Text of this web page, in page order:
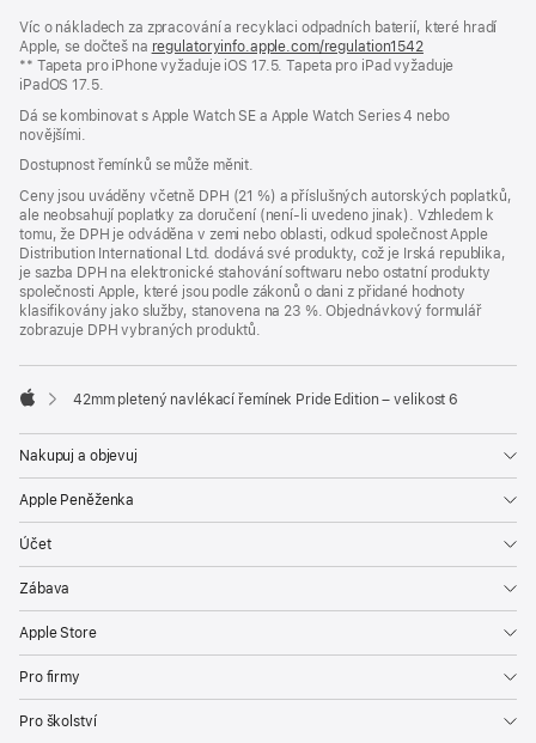
v novém
okně)
Víc o nákladech za zpracování a recyklaci odpadních baterií, které hradí
Apple, se dočteš na regulatoryinfo.apple.com/regulation1542(otevře
se
** Tapeta pro iPhone vyžaduje iOS 17.5. Tapeta pro iPad vyžaduje
iPadOS 17.5.
Dá se kombinovat s Apple Watch SE a Apple Watch Series 4 nebo
novějšími.
Dostupnost řemínků se může měnit.
Ceny jsou uváděny včetně DPH (21 %) a příslušných autorských poplatků,
ale neobsahují poplatky za doručení (není-li uvedeno jinak). Vzhledem k
tomu, že DPH je odváděna v zemi nebo oblasti, odkud společnost Apple
Distribution International Ltd. dodává své produkty, což je Irská republika,
je sazba DPH na elektronické stahování softwaru nebo ostatní produkty
společnosti Apple, které jsou podle zákonů o dani z přidané hodnoty
klasifikovány jako služby, stanovena na 23 %. Objednávkový formulář
zobrazuje DPH vybraných produktů.
42mm pletený navlékací řemínek Pride Edition – velikost 6
Nakupuj a objevuj
Apple Peněženka
Účet
Zábava
Apple Store
Pro firmy
Pro školství